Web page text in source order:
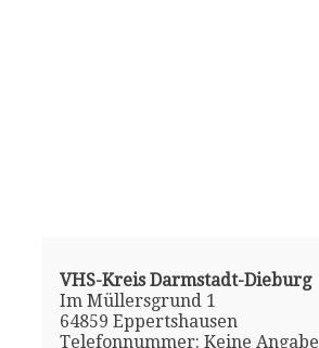
VHS-Kreis Darmstadt-Dieburg
Im Müllersgrund 1
64859 Eppertshausen
Telefonnummer: Keine Angabe